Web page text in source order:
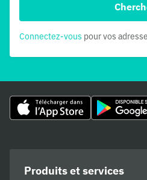
Connectez-vous pour vos
Produits et services